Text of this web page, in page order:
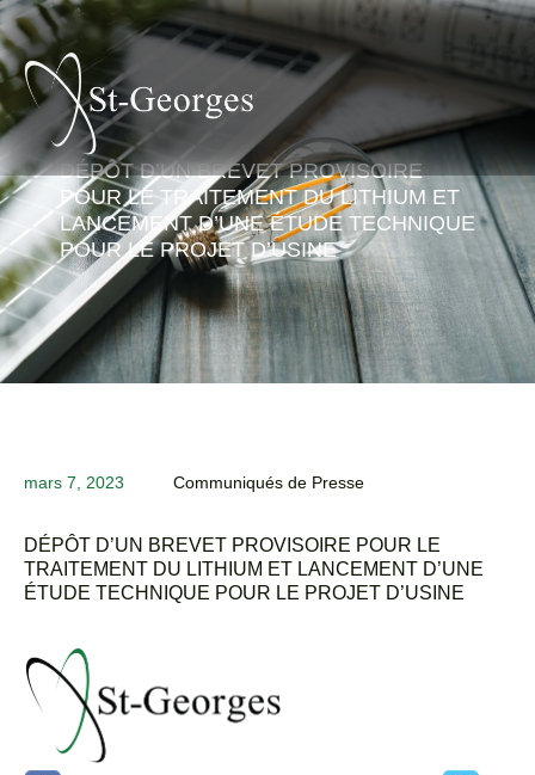
DÉPÔT D’UN BREVET PROVISOIRE
POUR LE TRAITEMENT DU LITHIUM ET
LANCEMENT D’UNE ÉTUDE TECHNIQUE
POUR LE PROJET D’USINE
mars 7, 2023 Communiqués de Presse
DÉPÔT D’UN BREVET PROVISOIRE POUR LE
TRAITEMENT DU LITHIUM ET LANCEMENT D’UNE
ÉTUDE TECHNIQUE POUR LE PROJET D’USINE